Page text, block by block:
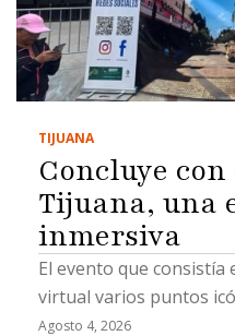
TIJUANA
Concluye
Tijuana, una
inmersiva
El evento que
virtual varios puntos
Agosto 4, 2026